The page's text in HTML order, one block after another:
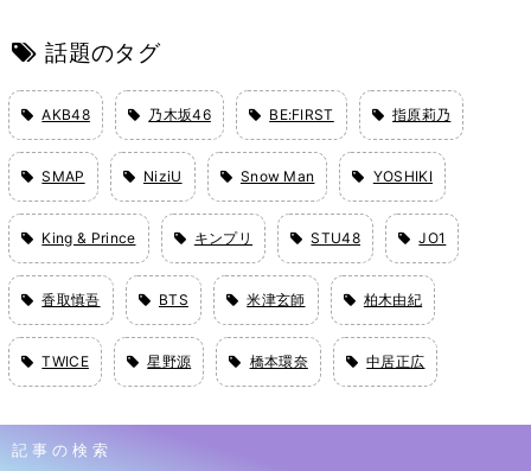
話題のタグ
AKB48 乃木坂46 BE:FIRST 指原莉乃
SMAP NiziU Snow Man YOSHIKI
King & Prince キンプリ STU48 JO1
香取慎吾 BTS 米津玄師 柏木由紀
TWICE 星野源 橋本環奈 中居正広
記事の検索